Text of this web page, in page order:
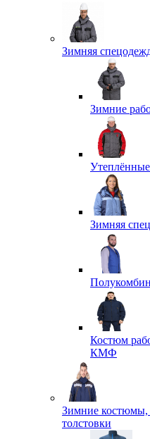
Зимняя
Зимние
Зимняя
Костюм
КМФ
Зимние костюмы,
толстовки